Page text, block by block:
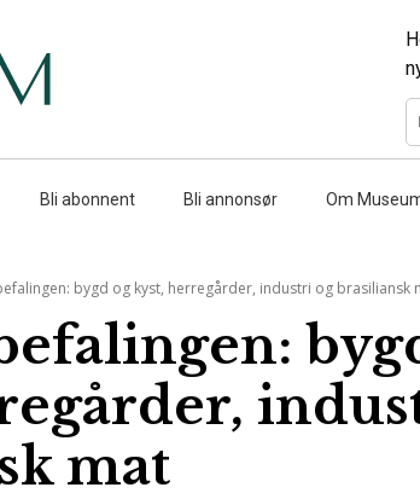
Bli abonnent Bli annonsør Om
bygd og kyst, herregårder, industri og brasiliansk
mat